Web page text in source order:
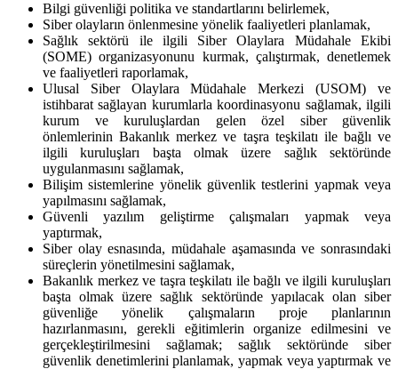
Bilgi güvenliği politika ve standartlarını belirlemek,
Siber olayların önlenmesine yönelik faaliyetleri planlamak,
Sağlık sektörü ile ilgili Siber Olaylara Müdahale Ekibi
(SOME) organizasyonunu kurmak, çalıştırmak, denetlemek
ve faaliyetleri raporlamak,
Ulusal Siber Olaylara Müdahale Merkezi (USOM) ve
istihbarat sağlayan kurumlarla koordinasyonu sağlamak, ilgili
kurum ve kuruluşlardan gelen özel siber güvenlik
önlemlerinin Bakanlık merkez ve taşra teşkilatı ile bağlı ve
ilgili kuruluşları başta olmak üzere sağlık sektöründe
uygulanmasını sağlamak,
Bilişim sistemlerine yönelik güvenlik testlerini yapmak veya
yapılmasını sağlamak,
Güvenli yazılım geliştirme çalışmaları yapmak veya
yaptırmak,
Siber olay esnasında, müdahale aşamasında ve sonrasındaki
süreçlerin yönetilmesini sağlamak,
Bakanlık merkez ve taşra teşkilatı ile bağlı ve ilgili kuruluşları
başta olmak üzere sağlık sektöründe yapılacak olan siber
güvenliğe yönelik çalışmaların proje planlarının
hazırlanmasını, gerekli eğitimlerin organize edilmesini ve
gerçekleştirilmesini sağlamak; sağlık sektöründe siber
güvenlik denetimlerini planlamak, yapmak veya yaptırmak ve